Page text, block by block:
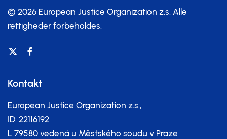
© 2026 European Justice Organization z.s. Alle
rettigheder forbeholdes.
Kontakt
European Justice Organization z.s.,
ID: 22116192
L 79580 vedená u Městského soudu v Praze